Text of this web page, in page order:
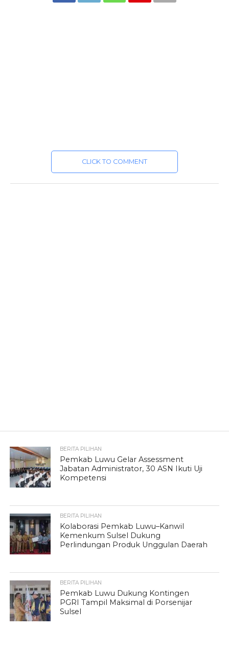
CLICK TO COMMENT
BERITA PILIHAN
Pemkab Luwu Gelar Assessment
Jabatan Administrator, 30 ASN Ikuti Uji
Kompetensi
BERITA PILIHAN
Kolaborasi Pemkab Luwu–Kanwil
Kemenkum Sulsel Dukung
Perlindungan Produk Unggulan Daerah
BERITA PILIHAN
Pemkab Luwu Dukung Kontingen
PGRI Tampil Maksimal di Porsenijar
Sulsel